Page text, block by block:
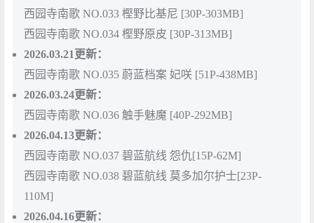
西园寺南歌 NO.033 樫野比基尼 [30P-303MB]
西园寺南歌 NO.034 樫野原皮 [30P-313MB]
2026.03.21更新：
西园寺南歌 NO.035 蔚蓝档案 妃咲 [51P-438MB]
2026.03.24更新：
西园寺南歌 NO.036 触手魅魔 [40P-292MB]
2026.04.13更新：
西园寺南歌 NO.037 碧蓝航线 怨仇[15P-62M]
西园寺南歌 NO.038 碧蓝航线 莫多加尔护士[23P-
110M]
2026.04.16更新：